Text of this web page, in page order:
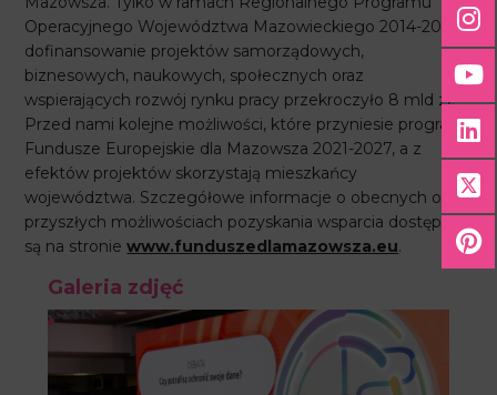
Operacyjnego Województwa Mazowieckiego 2014-2020
dofinansowanie projektów samorządowych,
biznesowych, naukowych, społecznych oraz
wspierających rozwój rynku pracy przekroczyło 8 mld zł.
Przed nami kolejne możliwości, które przyniesie program
Fundusze Europejskie dla Mazowsza 2021-2027, a z
efektów projektów skorzystają mieszkańcy
województwa. Szczegółowe informacje o obecnych oraz
przyszłych możliwościach pozyskania wsparcia dostępne
są na stroniewww.funduszedlamazowsza.eu.
Galeria zdjęć